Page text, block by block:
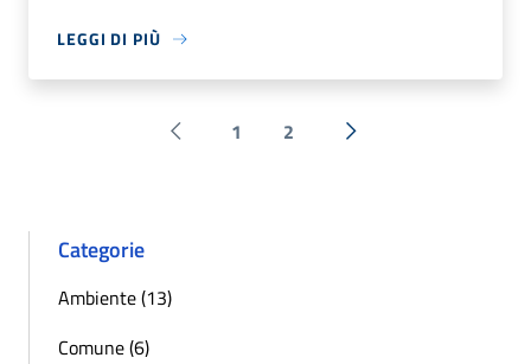
LEGGI DI PIÙ
Pagina precedente
1 2 Successiva »
Categorie
Ambiente (13)
Comune (6)